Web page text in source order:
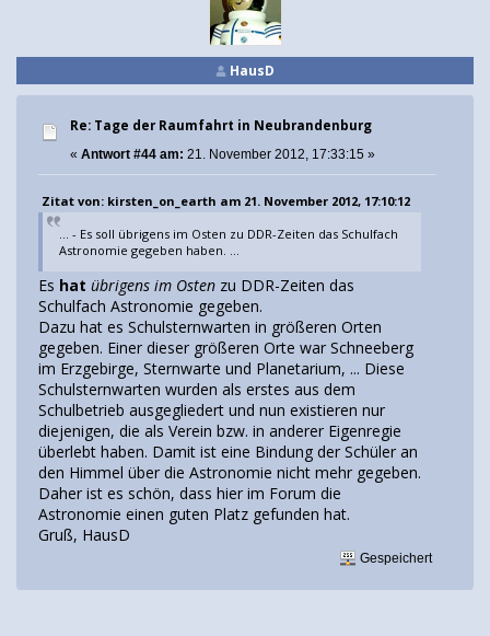
HausD
Re: Tage der Raumfahrt in Neubrandenburg
« Antwort #44 am: 21. November 2012, 17:33:15 »
Zitat von: kirsten_on_earth am 21. November 2012, 17:10:12
... - Es soll übrigens im Osten zu DDR-Zeiten das Schulfach
Astronomie gegeben haben. ...
Es hat übrigens im Osten zu DDR-Zeiten das
Schulfach Astronomie gegeben.
Dazu hat es Schulsternwarten in größeren Orten
gegeben. Einer dieser größeren Orte war Schneeberg
im Erzgebirge, Sternwarte und Planetarium, ... Diese
Schulsternwarten wurden als erstes aus dem
Schulbetrieb ausgegliedert und nun existieren nur
diejenigen, die als Verein bzw. in anderer Eigenregie
überlebt haben. Damit ist eine Bindung der Schüler an
den Himmel über die Astronomie nicht mehr gegeben.
Daher ist es schön, dass hier im Forum die
Astronomie einen guten Platz gefunden hat.
Gruß, HausD
Gespeichert